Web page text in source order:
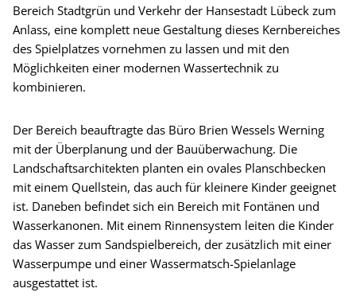
Bereich Stadtgrün und Verkehr der Hansestadt Lübeck zum
Anlass, eine komplett neue Gestaltung dieses Kernbereiches
des Spielplatzes vornehmen zu lassen und mit den
Möglichkeiten einer modernen Wassertechnik zu
kombinieren.
Der Bereich beauftragte das Büro Brien Wessels Werning
mit der Überplanung und der Bauüberwachung. Die
Landschaftsarchitekten planten ein ovales Planschbecken
mit einem Quellstein, das auch für kleinere Kinder geeignet
ist. Daneben befindet sich ein Bereich mit Fontänen und
Wasserkanonen. Mit einem Rinnensystem leiten die Kinder
das Wasser zum Sandspielbereich, der zusätzlich mit einer
Wasserpumpe und einer Wassermatsch-Spielanlage
ausgestattet ist.